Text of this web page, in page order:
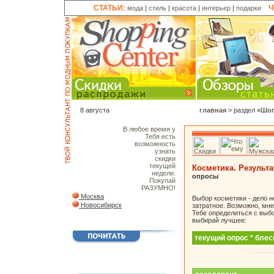
СТАТЬИ: мода | стиль | красота | интерьер | подарки
8 августа главная > раздел
В любое время у
Тебя есть
возможность
узнать
скидки
текущей
недели.
Покупай
РАЗУМНО!
Москва
Новосибирск
Косметика.
опросы
Выбор косметики - дело
затратное. Возможно,
Тебе определиться с
выбирай лучшее:
текущий опрос *